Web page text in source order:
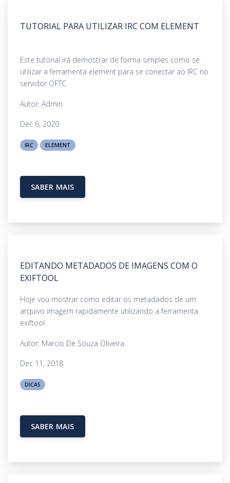
TUTORIAL PARA UTILIZAR IRC COM ELEMENT
Este tutorial irá demostrar de forma simples como se
utilizar a ferramenta element para se conectar ao IRC no
servidor OFTC.
Autor: Admin
Dec 6, 2020
IRC ELEMENT
SABER MAIS
EDITANDO METADADOS DE IMAGENS COM O
EXIFTOOL
Hoje vou mostrar como editar os metadados de um
arquivo imagem rapidamente utilizando a ferramenta
exiftool.
Autor: Marcio De Souza Oliveira
Dec 11, 2018
DICAS
SABER MAIS